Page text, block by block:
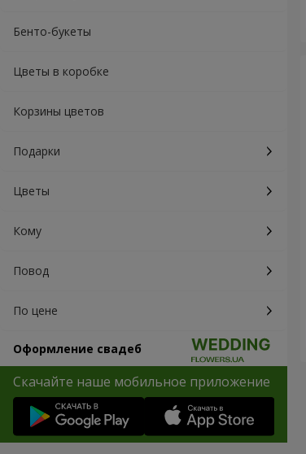
Бенто-букеты
Цветы в коробке
Корзины цветов
Подарки
Цветы
Кому
Повод
По цене
Оформление свадеб
Скачайте наше мобильное приложение